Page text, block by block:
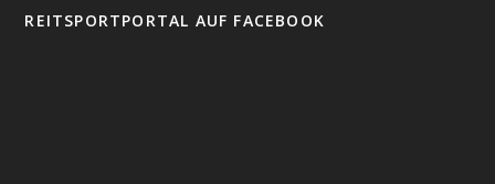
REITSPORTPORTAL AUF FACEBOOK